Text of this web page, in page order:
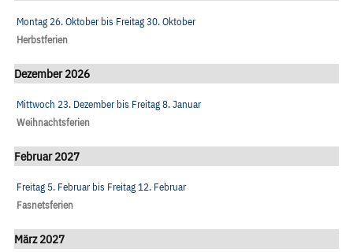
Montag 26. Oktoberbis Freitag 30. Oktober
Herbstferien
Dezember 2026
Mittwoch 23. Dezemberbis Freitag 8. Januar
Weihnachtsferien
Februar 2027
Freitag 5. Februarbis Freitag 12. Februar
Fasnetsferien
März 2027